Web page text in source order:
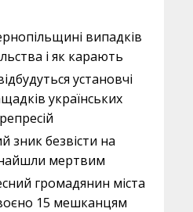
випадків
і як карають
установчі
українських
зник безвісти на
мертвим
громадянин міста
15 мешканцям